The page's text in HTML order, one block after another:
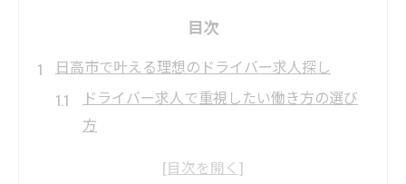
目次
日高市で叶える理想のドライバー求人探し
ドライバー求人で重視したい働き方の選び
方